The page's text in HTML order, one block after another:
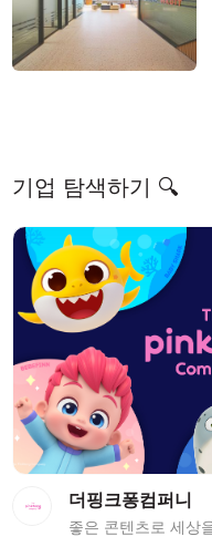
기업 탐색하기 🔍
더핑크퐁컴퍼니